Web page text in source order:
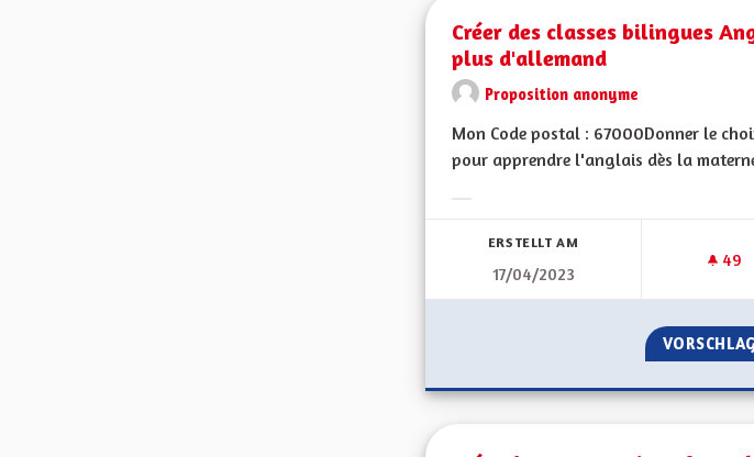
Créer des classes bilingues
plus d'allemand
Proposition anonyme
Mon Code postal : 67000Donner le
pour apprendre l'anglais dès la
ERSTELLT AM
17/04/2023
49